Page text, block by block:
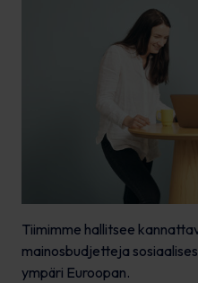
Tiimimme hallitsee
mainosbudjetteja
ympäri Euroopan.